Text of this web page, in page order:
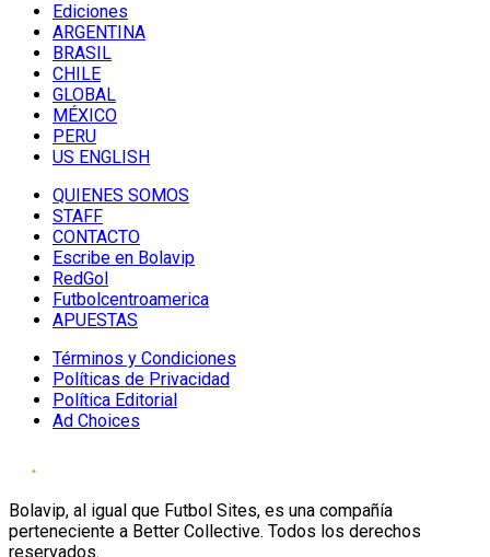
Ediciones
ARGENTINA
BRASIL
CHILE
GLOBAL
MÉXICO
PERU
US ENGLISH
QUIENES SOMOS
STAFF
CONTACTO
Escribe en Bolavip
RedGol
Futbolcentroamerica
APUESTAS
Términos y Condiciones
Políticas de Privacidad
Política Editorial
Ad Choices
Bolavip, al igual que Futbol Sites, es una compañía
perteneciente a Better Collective. Todos los derechos
reservados.